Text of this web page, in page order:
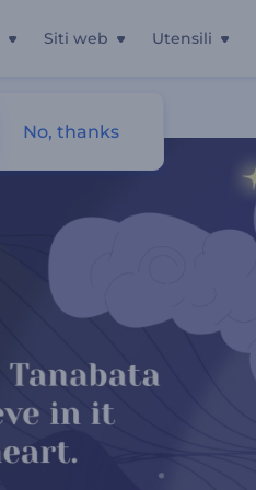
Siti web Utensili
No, thanks